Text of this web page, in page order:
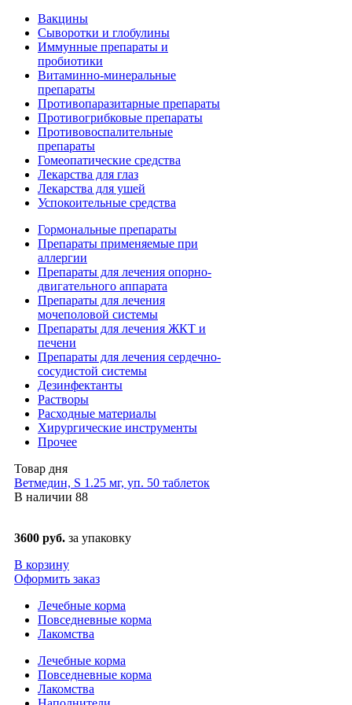
Вакцины
Сыворотки и глобулины
Иммунные препараты и
пробиотики
Витаминно-минеральные
препараты
Противопаразитарные препараты
Противогрибковые препараты
Противовоспалительные
препараты
Гомеопатические средства
Лекарства для глаз
Лекарства для ушей
Успокоительные средства
Гормональные препараты
Препараты применяемые при
аллергии
Препараты для лечения опорно-
двигательного аппарата
Препараты для лечения
мочеполовой системы
Препараты для лечения ЖКТ и
печени
Препараты для лечения сердечно-
сосудистой системы
Дезинфектанты
Растворы
Расходные материалы
Хирургические инструменты
Прочее
Товар дня
Ветмедин, S 1.25 мг, уп. 50 таблеток
В наличии 88
3600 руб. за упаковку
В корзину
Оформить заказ
Лечебные корма
Повседневные корма
Лакомства
Лечебные корма
Повседневные корма
Лакомства